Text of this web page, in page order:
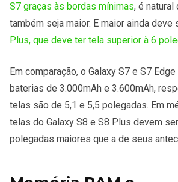
S7 graças às bordas mínimas, é natural
também seja maior. E maior ainda deve
Plus, que deve ter tela superior à 6
Em comparação, o Galaxy S7 e S7
baterias de 3.000mAh e 3.600mAh,
telas são de 5,1 e 5,5 polegadas. Em
telas do Galaxy S8 e S8 Plus devem
polegadas maiores que a de seus